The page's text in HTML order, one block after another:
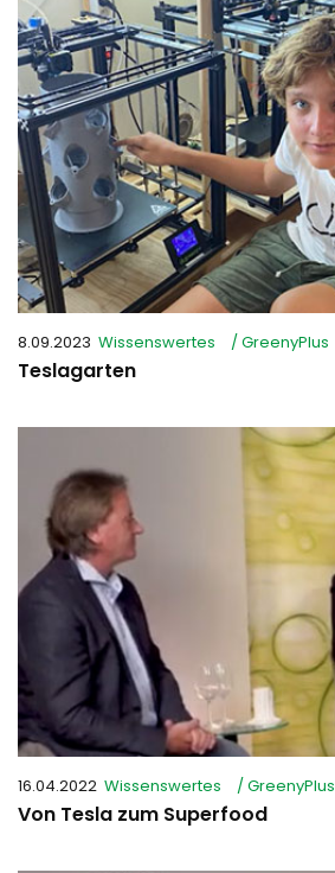
8.09.2023 Wissenswertes / GreenyPlus
Teslagarten
16.04.2022 Wissenswertes / GreenyPlus
Von Tesla zum Superfood